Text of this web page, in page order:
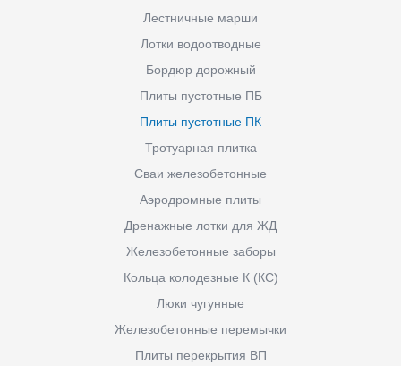
Лестничные марши
Лотки водоотводные
Бордюр дорожный
Плиты пустотные ПБ
Плиты пустотные ПК
Тротуарная плитка
Сваи железобетонные
Аэродромные плиты
Дренажные лотки для ЖД
Железобетонные заборы
Кольца колодезные К (КС)
Люки чугунные
Железобетонные перемычки
Плиты перекрытия ВП